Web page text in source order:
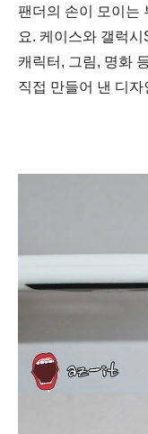
팬더의 손이 모이는
요. 케이스와 갤럭
캐릭터, 그림, 명화
직접 만들어 낸 디